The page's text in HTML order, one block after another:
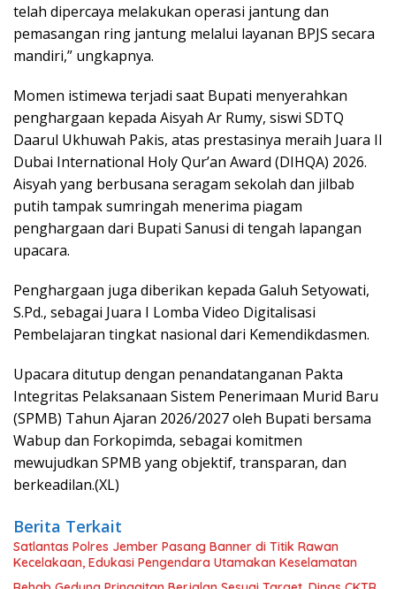
telah dipercaya melakukan operasi jantung dan
pemasangan ring jantung melalui layanan BPJS secara
mandiri,” ungkapnya.
Momen istimewa terjadi saat Bupati menyerahkan
penghargaan kepada Aisyah Ar Rumy, siswi SDTQ
Daarul Ukhuwah Pakis, atas prestasinya meraih Juara II
Dubai International Holy Qur’an Award (DIHQA) 2026.
Aisyah yang berbusana seragam sekolah dan jilbab
putih tampak sumringah menerima piagam
penghargaan dari Bupati Sanusi di tengah lapangan
upacara.
Penghargaan juga diberikan kepada Galuh Setyowati,
S.Pd., sebagai Juara I Lomba Video Digitalisasi
Pembelajaran tingkat nasional dari Kemendikdasmen.
Upacara ditutup dengan penandatanganan Pakta
Integritas Pelaksanaan Sistem Penerimaan Murid Baru
(SPMB) Tahun Ajaran 2026/2027 oleh Bupati bersama
Wabup dan Forkopimda, sebagai komitmen
mewujudkan SPMB yang objektif, transparan, dan
berkeadilan.(XL)
Berita Terkait
Satlantas Polres Jember Pasang Banner di Titik Rawan
Kecelakaan, Edukasi Pengendara Utamakan Keselamatan